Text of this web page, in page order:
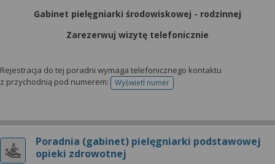
Gabinet pielęgniarki środowiskowej - rodzinnej
Zarezerwuj wizytę telefonicznie
Rejestracja do tej poradni wymaga telefonicznego kontaktu
z przychodnią pod numerem:
Wyświetl numertelefonu do rejestracji
Poradnia (gabinet) pielęgniarki podstawowej
opieki zdrowotnej